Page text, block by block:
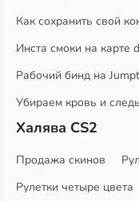
Как сохранить свой
Инста смоки на карте
Рабочий бинд на
Убираем кровь и
Халява CS2
Продажа скинов
Рулетки четыре цвета